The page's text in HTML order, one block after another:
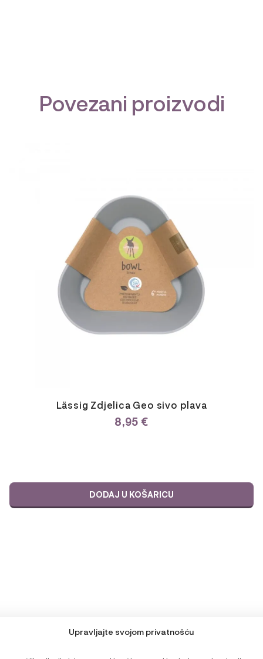
Upravljajte svojom privatnošću
Povezani proizvodi
Lässig Zdjelica Geo sivo plava
8,95 €
DODAJ U KOŠARICU